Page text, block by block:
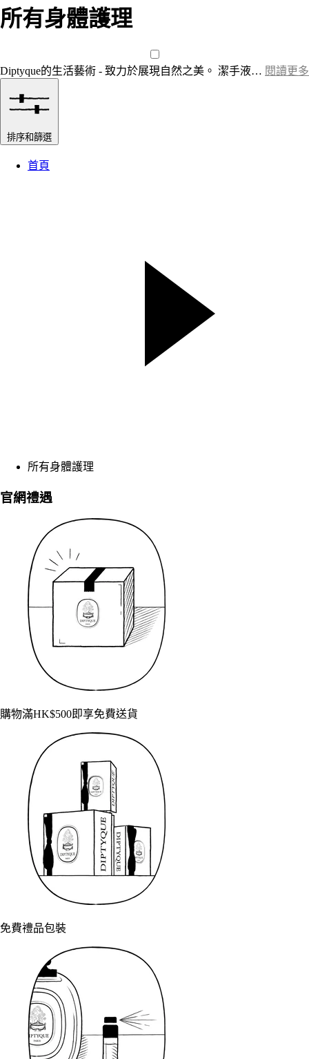
所有身體護理
Diptyque的生活藝術 - 致力於展現自然之美。 潔手液… 閱讀更多
排序和篩選
首頁
所有身體護理
官網禮遇
購物滿HK$500即享免費送貨
免費禮品包裝